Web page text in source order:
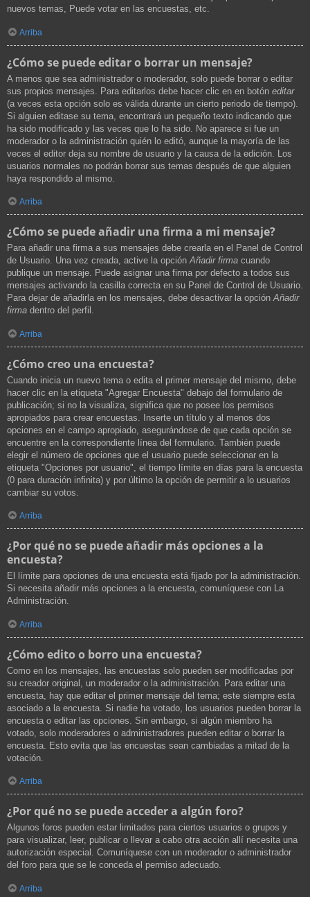
nuevos temas, Puede votar en las encuestas, etc.
Arriba
¿Cómo se puede editar o borrar un mensaje?
A menos que sea administrador o moderador, solo puede borrar o editar
sus propios mensajes. Para editarlos debe hacer clic en en botón editar
(a veces esta opción solo es válida durante un cierto periodo de tiempo).
Si alguien editase su tema, encontrará un pequeño texto indicando que
ha sido modificado y las veces que lo ha sido. No aparece si fue un
moderador o la administración quién lo editó, aunque la mayoría de las
veces el editor deja su nombre de usuario y la causa de la edición. Los
usuarios normales no podrán borrar sus temas después de que alguien
haya respondido al mismo.
Arriba
¿Cómo se puede añadir una firma a mi mensaje?
Para añadir una firma a sus mensajes debe crearla en el Panel de Control
de Usuario. Una vez creada, active la opciónAñadir firma cuando
publique un mensaje. Puede asignar una firma por defecto a todos sus
mensajes activando la casilla correcta en su Panel de Control de Usuario.
Para dejar de añadirla en los mensajes, debe desactivar la opciónAñadir
firma dentro del perfil.
Arriba
¿Cómo creo una encuesta?
Cuando inicia un nuevo tema o edita el primer mensaje del mismo, debe
hacer clic en la etiqueta "Agregar Encuesta" debajo del formulario de
publicación; si no la visualiza, significa que no posee los permisos
apropiados para crear encuestas. Inserte un título y al menos dos
opciones en el campo apropiado, asegurándose de que cada opción se
encuentre en la correspondiente línea del formulario. También puede
elegir el número de opciones que el usuario puede seleccionar en la
etiqueta "Opciones por usuario", el tiempo límite en días para la encuesta
(0 para duración infinita) y por último la opción de permitir a lo usuarios
cambiar su votos.
Arriba
¿Por qué no se puede añadir más opciones a la
encuesta?
El límite para opciones de una encuesta está fijado por la administración.
Si necesita añadir más opciones a la encuesta, comuníquese con La
Administración.
Arriba
¿Cómo edito o borro una encuesta?
Como en los mensajes, las encuestas solo pueden ser modificadas por
su creador original, un moderador o la administración. Para editar una
encuesta, hay que editar el primer mensaje del tema; este siempre esta
asociado a la encuesta. Si nadie ha votado, los usuarios pueden borrar la
encuesta o editar las opciones. Sin embargo, si algún miembro ha
votado, solo moderadores o administradores pueden editar o borrar la
encuesta. Esto evita que las encuestas sean cambiadas a mitad de la
votación.
Arriba
¿Por qué no se puede acceder a algún foro?
Algunos foros pueden estar limitados para ciertos usuarios o grupos y
para visualizar, leer, publicar o llevar a cabo otra acción allí necesita una
autorización especial. Comuníquese con un moderador o administrador
del foro para que se le conceda el permiso adecuado.
Arriba